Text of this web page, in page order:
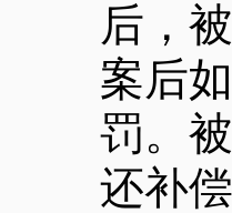
后，
案后
罚。
还补